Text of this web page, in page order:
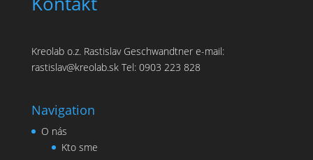
Kreolab o.z. Rastislav Geschwandtner e-mail:
rastislav@kreolab.sk Tel: 0903 223 828
Navigation
O nás
Kto sme